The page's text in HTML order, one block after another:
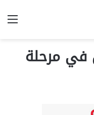
في مرحلة